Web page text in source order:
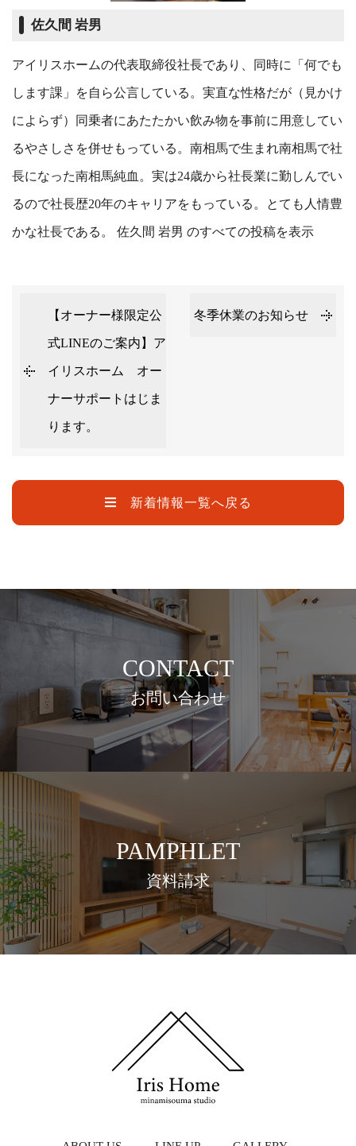
佐久間 岩男
アイリスホームの代表取締役社長であり、同時に「何でも
します課」を自ら公言している。実直な性格だが（見かけ
によらず）同乗者にあたたかい飲み物を事前に用意してい
るやさしさを併せもっている。南相馬で生まれ南相馬で社
長になった南相馬純血。実は24歳から社長業に勤しんでい
るので社長歴20年のキャリアをもっている。とても人情豊
かな社長である。 佐久間 岩男 のすべての投稿を表示
【オーナー様限定公
式LINEのご案内】ア
イリスホーム オー
ナーサポートはじま
ります。
冬季休業のお知らせ
新着情報一覧へ戻る
CONTACT
お問い合わせ
PAMPHLET
資料請求